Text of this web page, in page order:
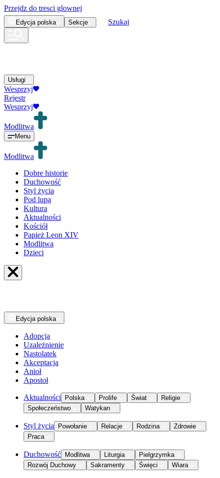
Przejdz do tresci glownej
Edycja polska Sekcje Szukaj
Usługi
Wesprzyj
Rejestr
Wesprzyj
Modlitwa
Menu
Modlitwa
Dobre historie
Duchowość
Styl życia
Pod lupą
Kultura
Aktualności
Kościół
Papież Leon XIV
Modlitwa
Dzieci
Edycja polska
Adopcja
Uzależnienie
Nastolatek
Akceptacja
Anioł
Apostoł
Aktualności Polska Prolife Świat
Religie
Społeczeństwo
Watykan
Styl życia Powołanie Relacje Rodzina
Zdrowie
Praca
Duchowość Modlitwa Liturgia
Pielgrzymka
Rozwój Duchowy
Sakramenty Święci Wiara